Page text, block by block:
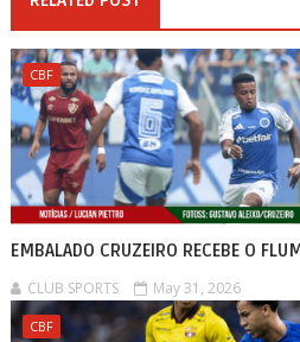
CBF
EMBALADO CRUZEIRO RECEBE O
CLUB SPORTS May 31, 2026
CBF